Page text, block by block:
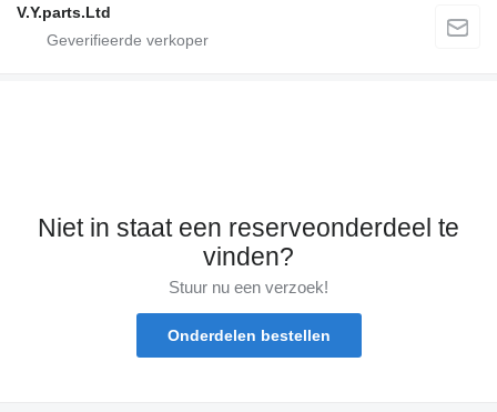
V.Y.parts.Ltd
Niet in staat een reserveonderdeel te
vinden?
Stuur nu een verzoek!
Onderdelen bestellen